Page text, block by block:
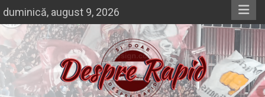
Skip
to
content
duminică, august 9, 2026
Despre Rapid
Si doar … despre Rapid